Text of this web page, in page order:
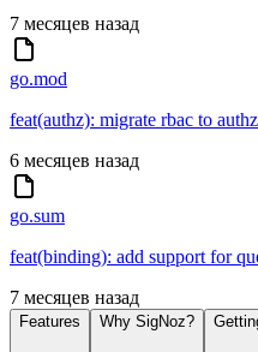
7 месяцев назад
go.mod
feat(authz): migrate rbac to
6 месяцев назад
go.sum
feat(binding): add support for
7 месяцев назад
Features Why SigNoz?